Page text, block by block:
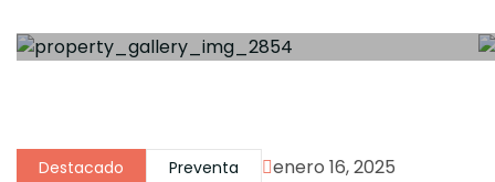
Destacado Preventa
enero 16, 2025